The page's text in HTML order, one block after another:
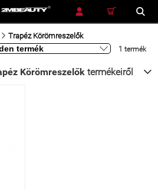
RÉSZLETES KERESÉS
Trapéz Körömreszelők
1 termék
Körömreszelők termékeiről